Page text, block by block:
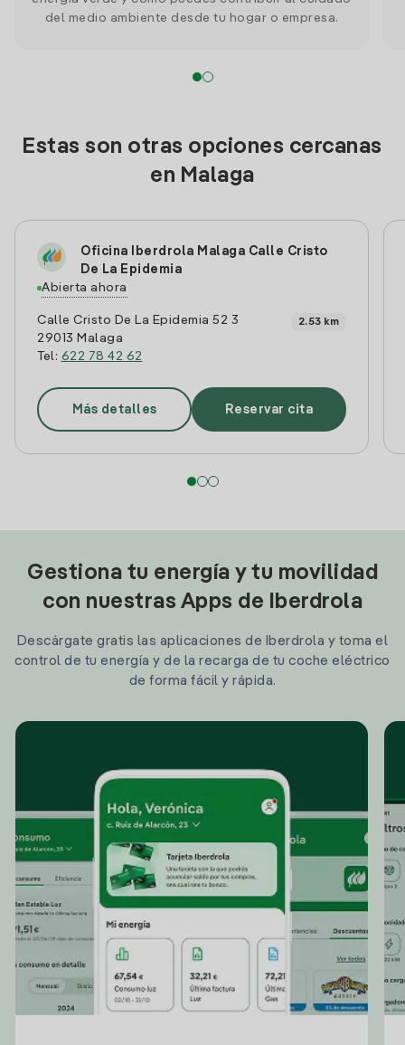
del medio ambiente desde tu hogar o empresa.
Estas son otras opciones cercanas
en Malaga
Oficina Iberdrola Malaga Calle Cristo
De La Epidemia
Abierta ahora
Calle Cristo De La Epidemia 52 3
29013 Malaga
Tel: 622 78 42 62
2.53 km
Más detalles Reservar cita
Gestiona tu energía y tu movilidad
con nuestras Apps de Iberdrola
Descárgate gratis las aplicaciones de Iberdrola y toma el
control de tu energía y de la recarga de tu coche eléctrico
de forma fácil y rápida.